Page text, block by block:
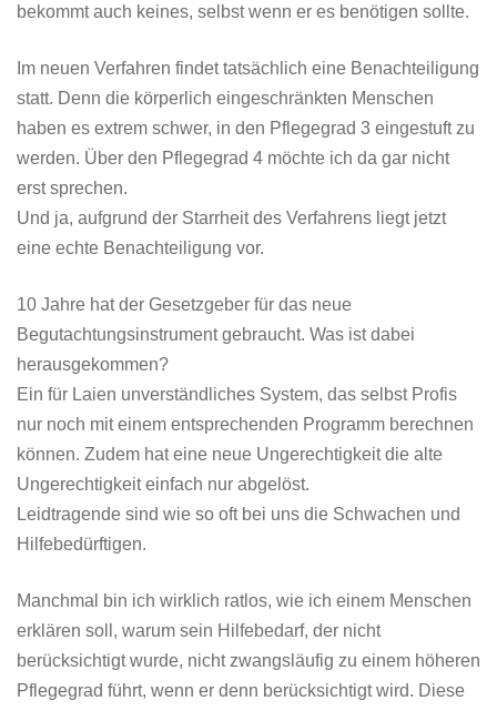
bekommt auch keines, selbst wenn er es benötigen sollte.
Im neuen Verfahren findet tatsächlich eine Benachteiligung
statt. Denn die körperlich eingeschränkten Menschen
haben es extrem schwer, in den Pflegegrad 3 eingestuft zu
werden. Über den Pflegegrad 4 möchte ich da gar nicht
erst sprechen.
Und ja, aufgrund der Starrheit des Verfahrens liegt jetzt
eine echte Benachteiligung vor.
10 Jahre hat der Gesetzgeber für das neue
Begutachtungsinstrument gebraucht. Was ist dabei
herausgekommen?
Ein für Laien unverständliches System, das selbst Profis
nur noch mit einem entsprechenden Programm berechnen
können. Zudem hat eine neue Ungerechtigkeit die alte
Ungerechtigkeit einfach nur abgelöst.
Leidtragende sind wie so oft bei uns die Schwachen und
Hilfebedürftigen.
Manchmal bin ich wirklich ratlos, wie ich einem Menschen
erklären soll, warum sein Hilfebedarf, der nicht
berücksichtigt wurde, nicht zwangsläufig zu einem höheren
Pflegegrad führt, wenn er denn berücksichtigt wird. Diese